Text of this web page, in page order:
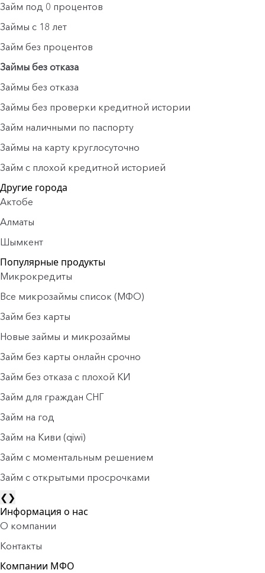
Займ под 0 процентов
Займы с 18 лет
Займ без процентов
Займы без отказа
Займы без отказа
Займы без проверки кредитной истории
Займ наличными по паспорту
Займы на карту круглосуточно
Займ с плохой кредитной историей
Другие города
Актобе
Алматы
Шымкент
Популярные продукты
Микрокредиты
Все микрозаймы список (МФО)
Займ без карты
Новые займы и микрозаймы
Займ без карты онлайн срочно
Займ без отказа с плохой КИ
Займ для граждан СНГ
Займ на год
Займ на Киви (qiwi)
Займ c моментальным решением
Займ с открытыми просрочками
❮❯
Информация о нас
О компании
Контакты
Компании МФО